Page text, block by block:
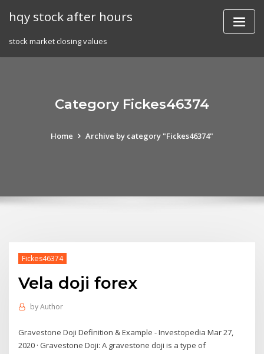
hqy stock after hours
stock market closing values
Category Fickes46374
Home Archive by category "Fickes46374"
Fickes46374
Vela doji forex
byAuthor
Gravestone Doji Definition & Example - Investopedia Mar 27,
2020 · Gravestone Doji: A gravestone doji is a type of